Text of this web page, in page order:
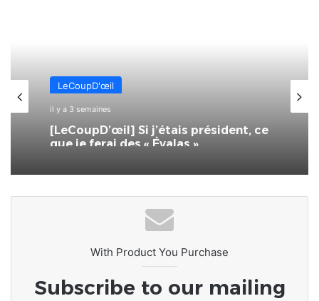
LeCoupD'œil
il y a 3 semaines
[LeCoupD’œil] Si j’étais président, ce
que je ferai des « Évalas »
With Product You Purchase
Subscribe to our mailing